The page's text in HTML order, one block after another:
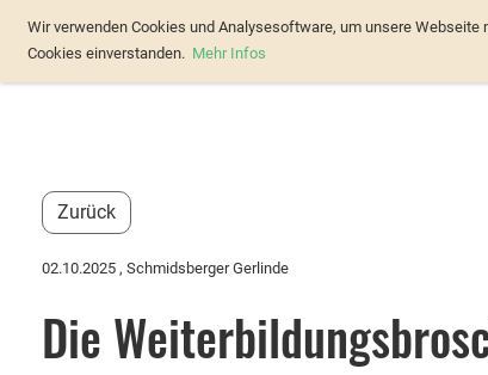
Wir verwenden Cookies und Analysesoftware, um unsere
Cookies einverstanden. Mehr Infos
Verband Österreichischer
Zurück
02.10.2025 , Schmidsberger Gerlinde
Die